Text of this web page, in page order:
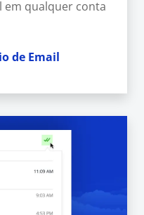
em qualquer conta
de Email